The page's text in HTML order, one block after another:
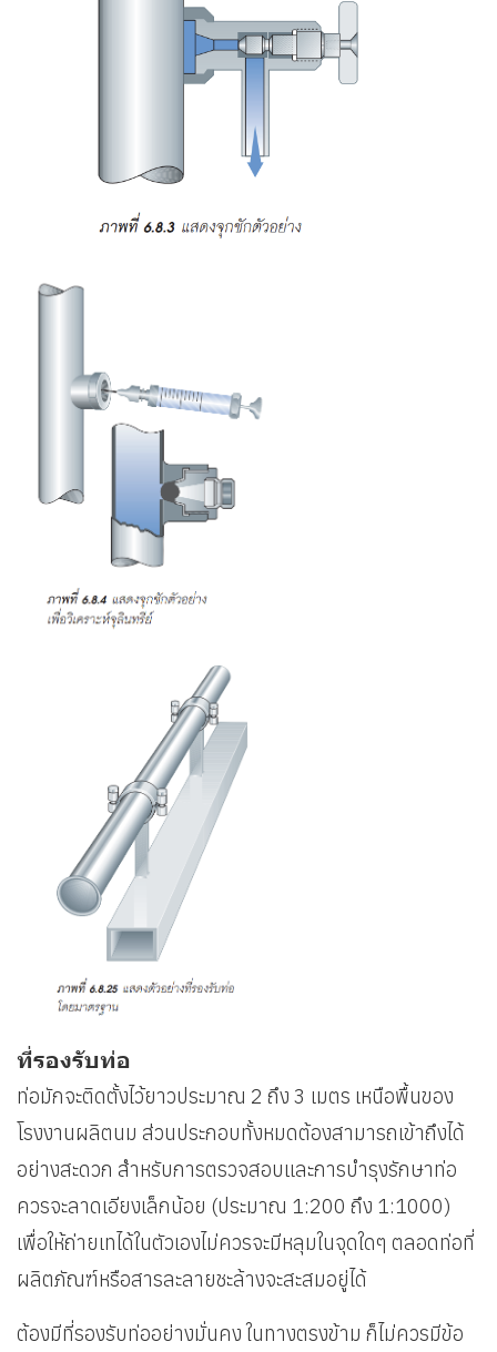
ที่รองรับท่อ
ท่อมักจะติดตั้งไว้ยาวประมาณ 2 ถึง 3 เมตร เหนือพื้นของ
โรงงานผลิตนม ส่วนประกอบทั้งหมดต้องสามารถเข้าถึงได้
อย่างสะดวก สำหรับการตรวจสอบและการบำรุงรักษาท่อ
ควรจะลาดเอียงเล็กน้อย (ประมาณ 1:200 ถึง 1:1000)
เพื่อให้ถ่ายเทได้ในตัวเองไม่ควรจะมีหลุมในจุดใดๆ ตลอดท่อที่
ผลิตภัณฑ์หรือสารละลายชะล้างจะสะสมอยู่ได้
ต้องมีที่รองรับท่ออย่างมั่นคง ในทางตรงข้าม ก็ไม่ควรมีข้อ